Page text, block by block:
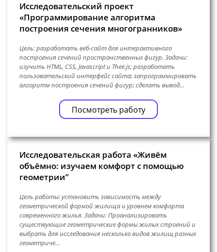
Исследовательский проект
«Программирование алгоритма
построения сечения многогранников»
Цель: разработать веб-сайт для интерактивного
построения сечений пространственных фигур. Задачи:
изучить HTML, CSS, Javascript и Thee.js; разработать
пользовательский интерфейс сайта; запрограммировать
алгоритм построения сечений фигур; сделать вывод…
Посмотреть работу
Исследовательская работа «Живём
объёмно: изучаем комфорт с помощью
геометрии”
Цель работы: установить зависимость между
геометрической формой жилища и уровнем комфорта
современного жилья. Задачи: Проанализировать
существующие геометрические формы жилых строений и
выбрать для исследования несколько видов жилищ разных
геометриче…